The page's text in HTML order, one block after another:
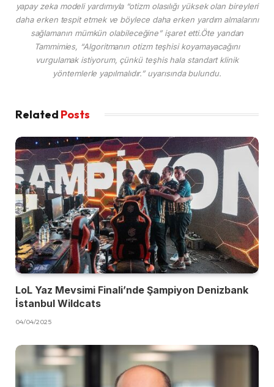
yapay zeka modeli yardımıyla “otizm olasılığı yüksek olan bireyleri
daha erken tespit etmek ve böylece daha erken yardım almalarını
sağlamanın mümkün olabileceğine” işaret etti.Öte yandan
Tammimies, “Algoritmanın otizm teşhisi koyamayacağını
vurgulamak istiyorum, çünkü teşhis hala standart klinik
yöntemlerle yapılmalıdır.” uyarısında bulundu.
Related Posts
LoL Yaz Mevsimi Finali’nde Şampiyon Denizbank
İstanbul Wildcats
04/04/2025